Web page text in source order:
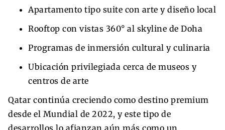
Apartamento tipo suite con arte y diseño local
Rooftop con vistas 360° al skyline de Doha
Programas de inmersión cultural y culinaria
Ubicación privilegiada cerca de museos y
centros de arte
Qatar continúa creciendo como destino premium
desde el Mundial de 2022, y este tipo de
desarrollos lo afianzan aún más como un